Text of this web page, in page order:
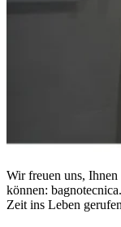
Wir freuen uns,
können:
Zeit ins Leben